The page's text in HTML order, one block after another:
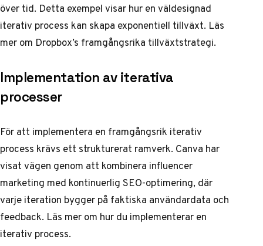
över tid. Detta exempel visar hur en väldesignad
iterativ process kan skapa exponentiell tillväxt. Läs
mer om Dropbox’s framgångsrika tillväxtstrategi.
Implementation av iterativa
processer
För att implementera en framgångsrik iterativ
process krävs ett strukturerat ramverk. Canva har
visat vägen genom att kombinera influencer
marketing med kontinuerlig SEO-optimering, där
varje iteration bygger på faktiska användardata och
feedback. Läs mer om hur du implementerar en
iterativ process.